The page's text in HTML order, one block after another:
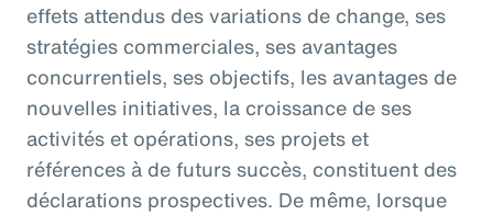
effets attendus des variations de change, ses
stratégies commerciales, ses avantages
concurrentiels, ses objectifs, les avantages de
nouvelles initiatives, la croissance de ses
activités et opérations, ses projets et
références à de futurs succès, constituent des
déclarations prospectives. De même, lorsque